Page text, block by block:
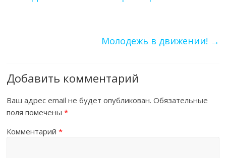
Молодежь в движении! →
Добавить комментарий
Ваш адрес email не будет опубликован. Обязательные
поля помечены*
Комментарий*